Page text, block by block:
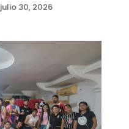
julio 30, 2026